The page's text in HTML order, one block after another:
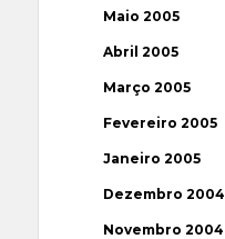
Maio 2005
Abril 2005
Março 2005
Fevereiro 2005
Janeiro 2005
Dezembro 2004
Novembro 2004